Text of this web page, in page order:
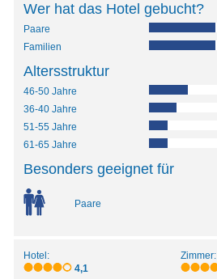
Wer hat das Hotel gebucht?
Paare
Familien
Altersstruktur
46-50 Jahre
36-40 Jahre
51-55 Jahre
61-65 Jahre
Besonders geeignet für
Paare
Hotel:
4,1
Zimmer: